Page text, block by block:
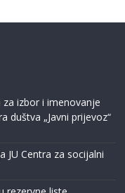
izbor i imenovanje
duštva „Javni prijevoz“
JU Centra za socijalni